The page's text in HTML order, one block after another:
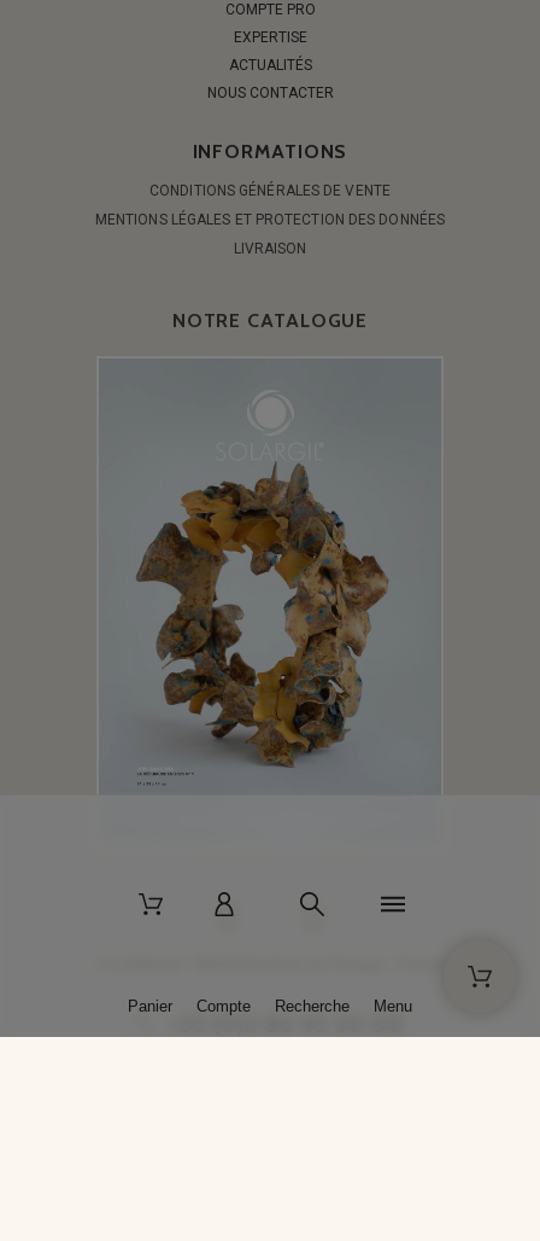
COMPTE PRO
EXPERTISE
ACTUALITÉS
NOUS CONTACTER
INFORMATIONS
CONDITIONS GÉNÉRALES DE VENTE
MENTIONS LÉGALES ET PROTECTION DES DONNÉES
LIVRAISON
NOTRE CATALOGUE
+33 (0)3 86 45 50 00
Panier Compte Recherche Menu